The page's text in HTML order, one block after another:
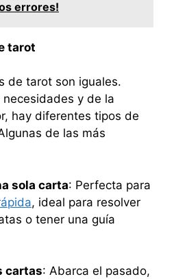
errores!
tarot
de tarot son iguales.
y de la
hay diferentes tipos de
de las más
sola carta: Perfecta para
, ideal para resolver
o tener una guía
cartas: Abarca el pasado,